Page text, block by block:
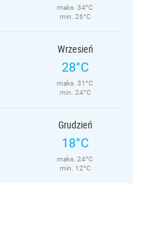
maks. 34°C
min. 26°C
Wrzesień
28°C
maks. 31°C
min. 24°C
Grudzień
18°C
maks. 24°C
min. 12°C